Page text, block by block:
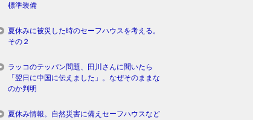
標準装備
夏休みに被災した時のセーフハウスを考える。
その２
ラッコのテッパン問題、田川さんに聞いたら
「翌日に中国に伝えました」。なぜそのままな
のか判明
夏休み情報。自然災害に備えセーフハウスなど